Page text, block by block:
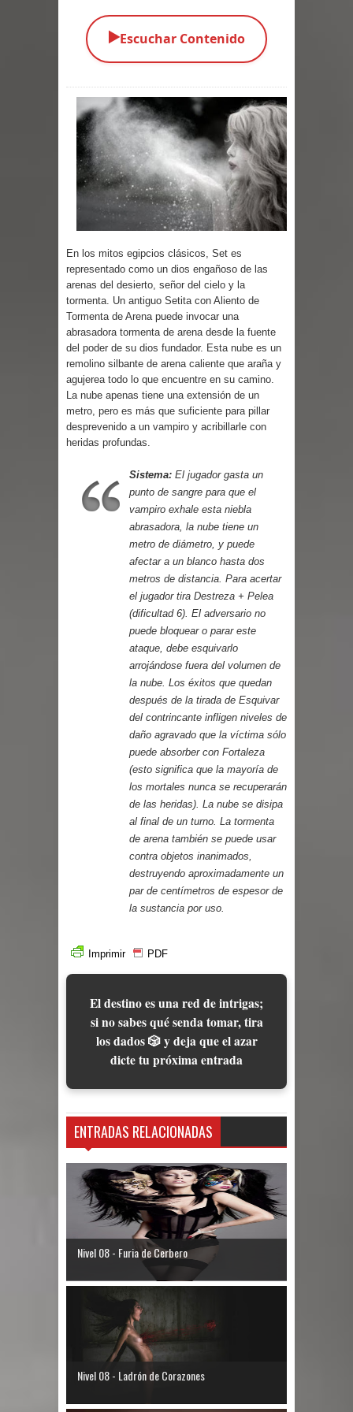
Parte 02: Los Muertos Gobiernan a
Parte 01: Escondido a Plena Luz
Parte 02: El Enemigo de mi Enemigo
Parte 06: Coletazos
Parte 05: Los Horrores del Infierno
Parte 04: Oídos Sordos
Parte 03: La Traición
Parte 02: Vuelve el Hijo Prodigo
Parte 03: Reflexiones
▶️Escuchar Contenido
En los mitos egipcios clásicos, Set es
representado como un dios engañoso de las
arenas del desierto, señor del cielo y la
tormenta. Un antiguo Setita con Aliento de
Tormenta de Arena puede invocar una
abrasadora tormenta de arena desde la fuente
del poder de su dios fundador. Esta nube es un
remolino silbante de arena caliente que araña y
agujerea todo lo que encuentre en su camino.
La nube apenas tiene una extensión de un
metro, pero es más que suficiente para pillar
desprevenido a un vampiro y acribillarle con
heridas profundas.
Sistema: El jugador gasta un
punto de sangre para que el
vampiro exhale esta niebla
abrasadora, la nube tiene un
metro de diámetro, y puede
afectar a un blanco hasta dos
metros de distancia. Para acertar
el jugador tira Destreza + Pelea
(dificultad 6). El adversario no
puede bloquear o parar este
ataque, debe esquivarlo
arrojándose fuera del volumen de
la nube. Los éxitos que quedan
después de la tirada de Esquivar
del contrincante infligen niveles de
daño agravado que la víctima sólo
puede absorber con Fortaleza
(esto significa que la mayoría de
los mortales nunca se recuperarán
de las heridas). La nube se disipa
al final de un turno. La tormenta
de arena también se puede usar
contra objetos inanimados,
destruyendo aproximadamente un
par de centímetros de espesor de
la sustancia por uso.
Imprimir PDF
El destino es una red de intrigas;
si no sabes qué senda tomar, tira
los dados 🎲 y deja que el azar
dicte tu próxima entrada
ENTRADAS RELACIONADAS
Nivel 08 - Furia de Cerbero
Nivel 08 - Ladrón de Corazones